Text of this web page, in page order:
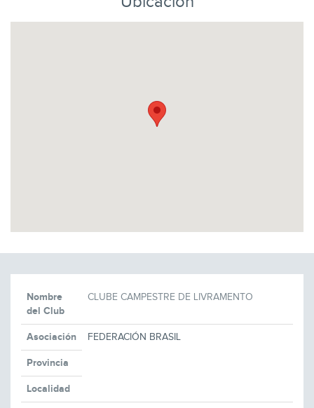
Nombre
del Club
CLUBE CAMPESTRE DE LIVRAMENTO
Asociación FEDERACIÓN BRASIL
Provincia
Localidad